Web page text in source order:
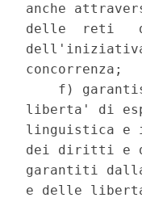
anche
delle  reti
concorrenza;
f)
liberta' di
linguistica e
dei diritti e
garantiti
e delle